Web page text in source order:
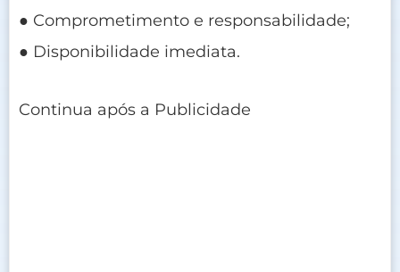
● Comprometimento e responsabilidade;
● Disponibilidade imediata.
Continua após a Publicidade